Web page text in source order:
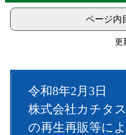
ページ内
更
令和8年2月3日
株式会社カチタ
の再生再販等に